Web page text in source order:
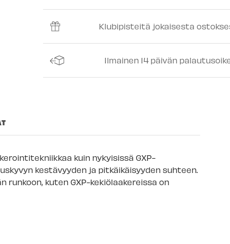
Keskusvarasto-Saatavilla
Espoon Myymälä-Tilapäisesti loppu
Lappeenrannan myymälä-Tilapäisesti loppu
Klubipisteitä jokaisesta
Ilmainen 14 päivän
kuin nykyisissä GXP-
kestävyyden ja pitkäikäisyyden suhteen.
kuten GXP-kekiölaakereissa on